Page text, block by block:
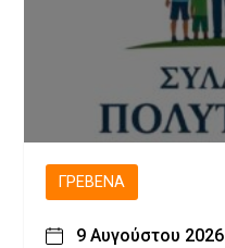
ΓΡΕΒΕΝΆ
9 Αυγούστου 2026